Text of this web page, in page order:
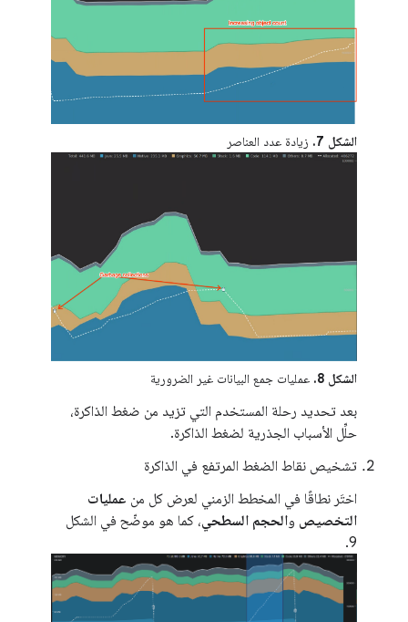
الشكل 7. زيادة عدد العناصر
الشكل 8. عمليات جمع البيانات غير الضرورية
بعد تحديد رحلة المستخدم التي تزيد من ضغط الذاكرة،
حلِّل الأسباب الجذرية لضغط الذاكرة.
تشخيص نقاط الضغط المرتفع في الذاكرة
اختَر نطاقًا في المخطط الزمني لعرض كل من عمليات
التخصيص والحجم السطحي، كما هو موضّح في الشكل
9.